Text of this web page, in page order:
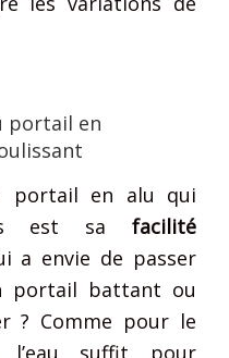
portail en
portail en alu qui
est sa facilité
a envie de passer
portail battant ou
? Comme pour le
l’eau suffit pour